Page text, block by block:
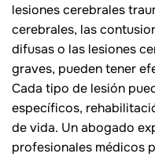
lesiones cerebrales
cerebrales, las
difusas o las lesiones
graves, pueden tener
Cada tipo de lesión
específicos,
de vida. Un abogado
profesionales médicos